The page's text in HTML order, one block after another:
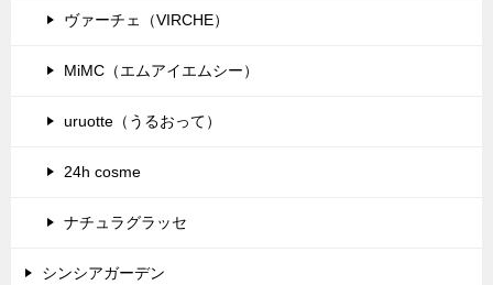
ヴァーチェ（VIRCHE）
MiMC（エムアイエムシー）
uruotte（うるおって）
24h cosme
ナチュラグラッセ
シンシアガーデン